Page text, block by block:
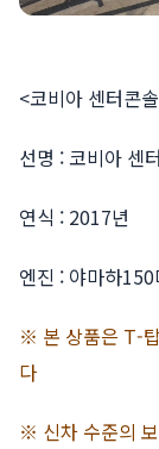
<코비아 센터콘
선명 : 코비아 센
연식 : 2017년
엔진 : 야마하150
※ 본 상품은 T-
다
※ 신차 수준의